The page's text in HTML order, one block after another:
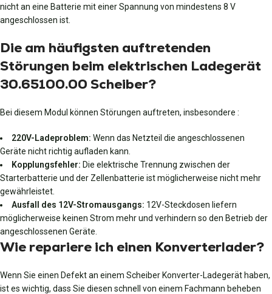
nicht an eine Batterie mit einer Spannung von mindestens 8 V
angeschlossen ist.
Die am häufigsten auftretenden
Störungen beim elektrischen Ladegerät
30.65100.00 Scheiber?
Bei diesem Modul können Störungen auftreten, insbesondere :
220V-Ladeproblem: Wenn das Netzteil die angeschlossenen
Geräte nicht richtig aufladen kann.
Kopplungsfehler: Die elektrische Trennung zwischen der
Starterbatterie und der Zellenbatterie ist möglicherweise nicht mehr
gewährleistet.
Ausfall des 12V-Stromausgangs: 12V-Steckdosen liefern
möglicherweise keinen Strom mehr und verhindern so den Betrieb der
angeschlossenen Geräte.
Wie repariere ich einen Konverterlader?
Wenn Sie einen Defekt an einem Scheiber Konverter-Ladegerät haben,
ist es wichtig, dass Sie diesen schnell von einem Fachmann beheben